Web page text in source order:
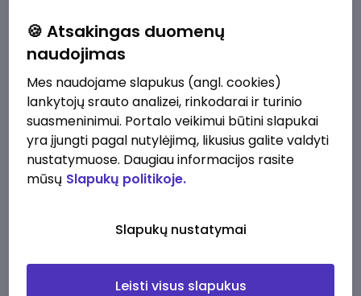
Pridėti naują
Kokios srities darbo pasiūlymai jus domina?
Pridėti naują
🍪 Atsakingas duomenų
naudojimas
Mes naudojame slapukus (angl. cookies)
lankytojų srauto analizei, rinkodarai ir turinio
suasmeninimui. Portalo veikimui būtini slapukai
yra įjungti pagal nutylėjimą, likusius galite valdyti
nustatymuose. Daugiau informacijos rasite
mūsų Slapukų politikoje.
Slapukų nustatymai
Leisti visus slapukus